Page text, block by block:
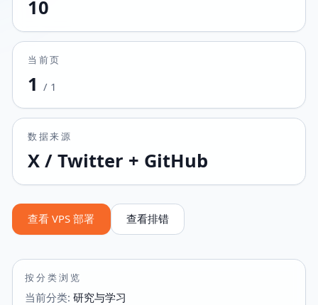
10
当前页
1 / 1
数据来源
X / Twitter + GitHub
查看 VPS 部署 查看排错
按分类浏览
当前分类: 研究与学习